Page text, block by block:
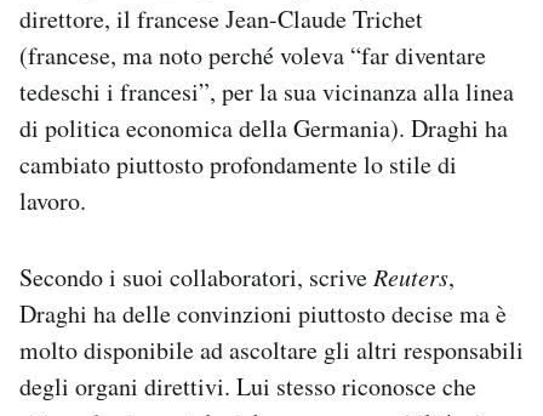
direttore, il francese Jean-Claude Trichet
(francese, ma noto perché voleva “far diventare
tedeschi i francesi”, per la sua vicinanza alla linea
di politica economica della Germania). Draghi ha
cambiato piuttosto profondamente lo stile di
lavoro.
Secondo i suoi collaboratori, scrive Reuters,
Draghi ha delle convinzioni piuttosto decise ma è
molto disponibile ad ascoltare gli altri responsabili
degli organi direttivi. Lui stesso riconosce che